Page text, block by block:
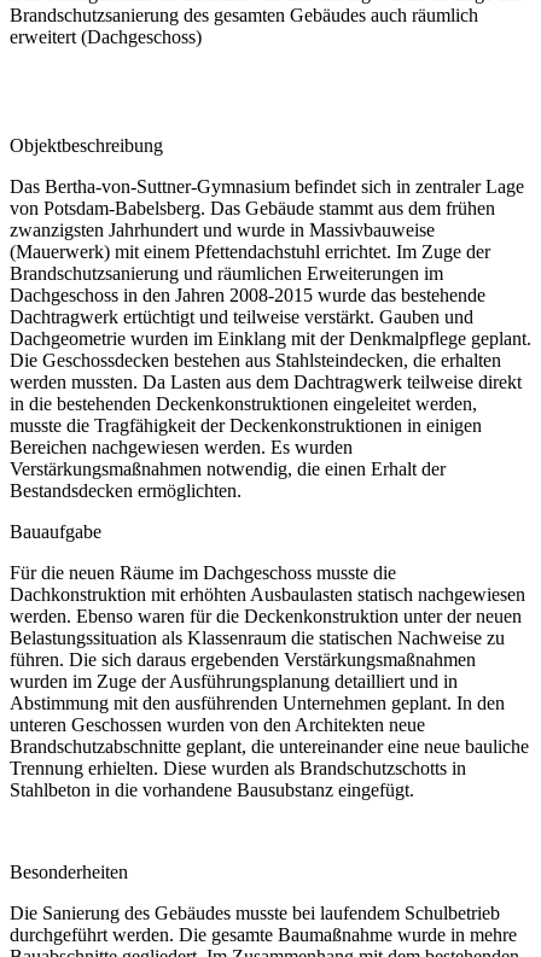
Brandschutzsanierung des gesamten Gebäudes auch räumlich
erweitert (Dachgeschoss)
Objektbeschreibung
Das Bertha-von-Suttner-Gymnasium befindet sich in zentraler Lage
von Potsdam-Babelsberg. Das Gebäude stammt aus dem frühen
zwanzigsten Jahrhundert und wurde in Massivbauweise
(Mauerwerk) mit einem Pfettendachstuhl errichtet. Im Zuge der
Brandschutzsanierung und räumlichen Erweiterungen im
Dachgeschoss in den Jahren 2008-2015 wurde das bestehende
Dachtragwerk ertüchtigt und teilweise verstärkt. Gauben und
Dachgeometrie wurden im Einklang mit der Denkmalpflege geplant.
Die Geschossdecken bestehen aus Stahlsteindecken, die erhalten
werden mussten. Da Lasten aus dem Dachtragwerk teilweise direkt
in die bestehenden Deckenkonstruktionen eingeleitet werden,
musste die Tragfähigkeit der Deckenkonstruktionen in einigen
Bereichen nachgewiesen werden. Es wurden
Verstärkungsmaßnahmen notwendig, die einen Erhalt der
Bestandsdecken ermöglichten.
Bauaufgabe
Für die neuen Räume im Dachgeschoss musste die
Dachkonstruktion mit erhöhten Ausbaulasten statisch nachgewiesen
werden. Ebenso waren für die Deckenkonstruktion unter der neuen
Belastungssituation als Klassenraum die statischen Nachweise zu
führen. Die sich daraus ergebenden Verstärkungsmaßnahmen
wurden im Zuge der Ausführungsplanung detailliert und in
Abstimmung mit den ausführenden Unternehmen geplant. In den
unteren Geschossen wurden von den Architekten neue
Brandschutzabschnitte geplant, die untereinander eine neue bauliche
Trennung erhielten. Diese wurden als Brandschutzschotts in
Stahlbeton in die vorhandene Bausubstanz eingefügt.
Besonderheiten
Die Sanierung des Gebäudes musste bei laufendem Schulbetrieb
durchgeführt werden. Die gesamte Baumaßnahme wurde in mehre